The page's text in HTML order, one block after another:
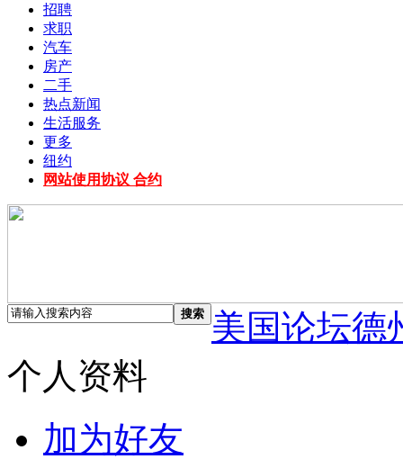
招聘
求职
汽车
房产
二手
热点新闻
生活服务
更多
纽约
网站使用协议 合约
搜索
美国论坛德
个人资料
加为好友